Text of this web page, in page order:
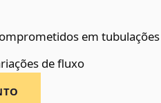
em tubulações
de fluxo